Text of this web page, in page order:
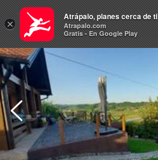
Hoteles
×
Atrápalo, planes cerca de ti
Atrapalo.com
Gratis - En Google Play